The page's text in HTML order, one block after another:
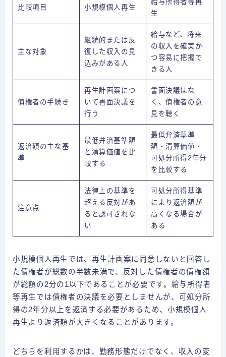
比較項目 小規模個人再生
給与所得者等再
生
主な対象
継続的または反
復した収入の見
込みがある人
給与など、将来
の収入を確実か
つ容易に把握で
きる人
債権者の手続き
再生計画案につ
いて書面決議を
行う
書面決議はな
く、債権者の意
見を聴く
返済額の主な基
準
最低弁済基準額
と清算価値を比
較する
最低弁済基準
額・清算価値・
可処分所得2年分
を比較する
注意点
法律上の基準を
超える反対があ
ると認可されな
い
可処分所得基準
により返済額が
高くなる場合が
ある
小規模個人再生では、再生計画案に同意しないと回答し
た債権者が総数の半数未満で、反対した債権者の債権額
が総額の2分の1以下であることが必要です。給与所得者
等再生では債権者の決議を必要としませんが、可処分所
得の2年分以上を返済する必要があるため、小規模個人
再生より返済額が大きくなることがあります。
どちらを利用するかは、勤務形態だけでなく、収入の変